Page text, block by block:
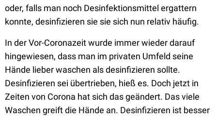
oder, falls man noch Desinfektionsmittel ergattern
konnte, desinfizieren sie sie sich nun relativ häufig.
In der Vor-Coronazeit wurde immer wieder darauf
hingewiesen, dass man im privaten Umfeld seine
Hände lieber waschen als desinfizieren sollte.
Desinfizieren sei übertrieben, hieß es. Doch jetzt in
Zeiten von Corona hat sich das geändert. Das viele
Waschen greift die Hände an. Desinfizieren ist besser